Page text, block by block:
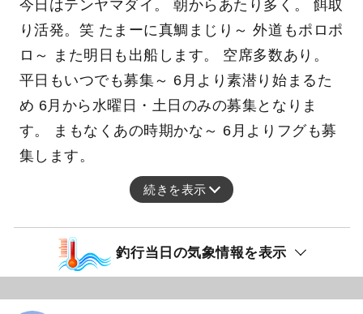
今日はテンヤマダイ。 朝からあたり多く。 餌取
り活発。笑 たまーに真鯛まじり～ 外道もポロポ
ロ～ また明日も出船します。 空席多数あり。
平日もいつでも募集～ 6月より素潜り始まるた
め 6月から水曜日・土日のみの募集となりま
す。 まもなくあの時期かな～ 6月よりフグも募
集します。
続きを表示
釣行当日の気象情報を表示